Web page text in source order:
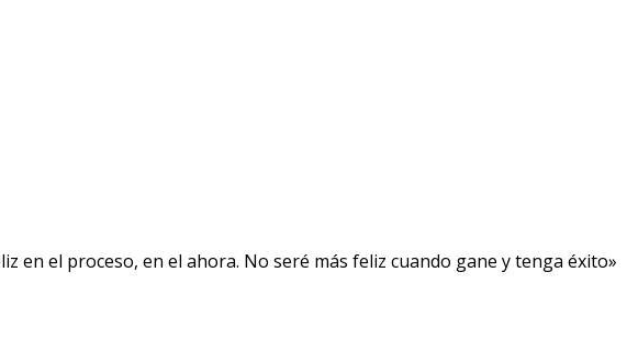
en el proceso, en el ahora. No seré más feliz cuando gane y tenga éxito»